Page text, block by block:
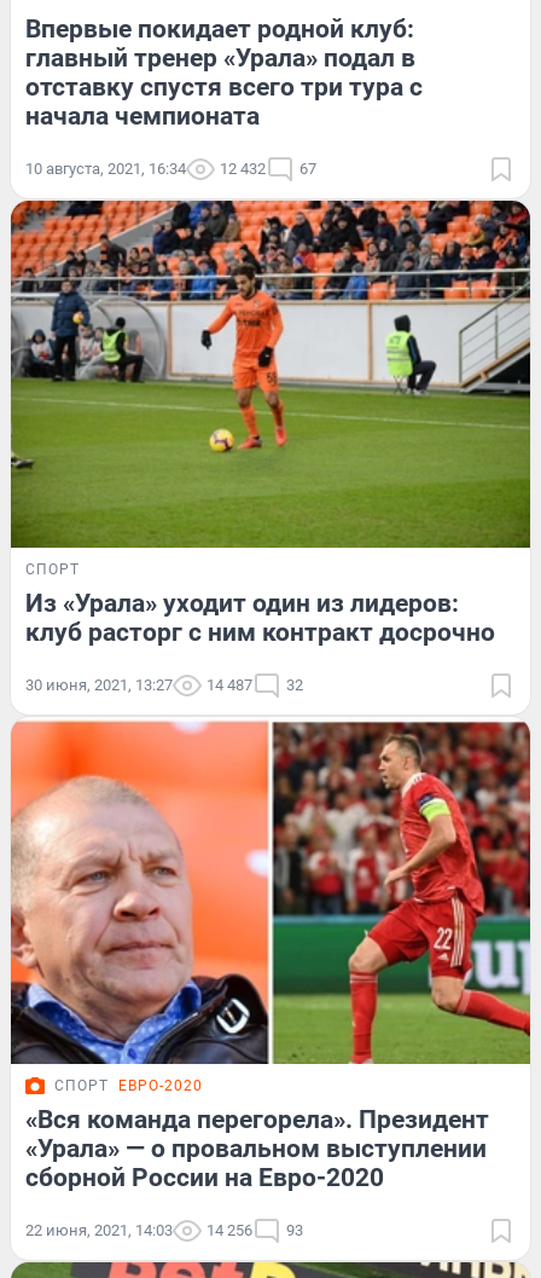
Впервые покидает родной клуб:
главный тренер «Урала» подал в
отставку спустя всего три тура с
начала чемпионата
10 августа, 2021, 16:34 12 432 67
СПОРТ
Из «Урала» уходит один из лидеров:
клуб расторг с ним контракт досрочно
30 июня, 2021, 13:27 14 487 32
СПОРТ ЕВРО-2020
«Вся команда перегорела». Президент
«Урала» — о провальном выступлении
сборной России на Евро-2020
22 июня, 2021, 14:03 14 256 93